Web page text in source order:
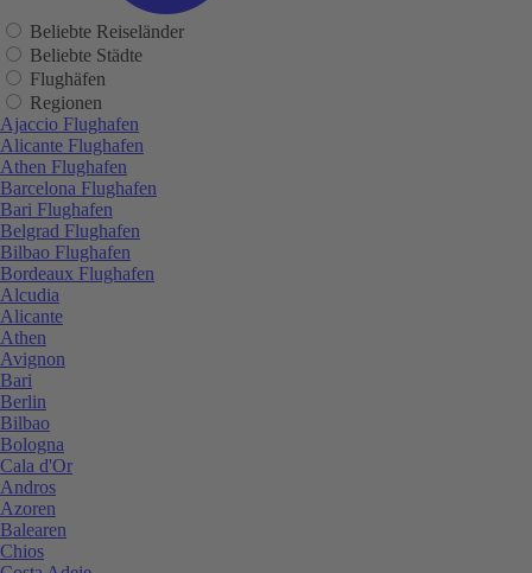
Beliebte Reiseländer
Beliebte Städte
Flughäfen
Regionen
Ajaccio Flughafen
Alicante Flughafen
Athen Flughafen
Barcelona Flughafen
Bari Flughafen
Belgrad Flughafen
Bilbao Flughafen
Bordeaux Flughafen
Alcudia
Alicante
Athen
Avignon
Bari
Berlin
Bilbao
Bologna
Cala d'Or
Andros
Azoren
Balearen
Chios